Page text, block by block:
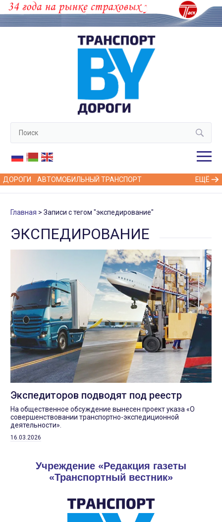
ДОРОГИ АВТОМОБИЛЬНЫЙ ТРАНСПОРТ ЕЩЁ
Главная Записи с тегом "экспедирование"
ЭКСПЕДИРОВАНИЕ
Экспедиторов подводят под реестр
На общественное обсуждение вынесен проект указа «О
совершенствовании транспортно-экспедиционной
деятельности».
16.03.2026
Учреждение «Редакция газеты
«Транспортный вестник»